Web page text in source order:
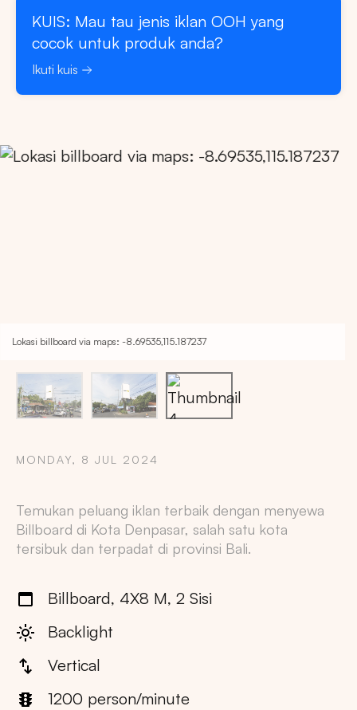
KUIS: Mau tau jenis iklan OOH yang
cocok untuk produk anda?
Ikuti kuis
Lokasi billboard via maps: -8.69535,115.187237
MONDAY, 8 JUL 2024
Temukan peluang iklan terbaik dengan menyewa
Billboard di Kota Denpasar, salah satu kota
tersibuk dan terpadat di provinsi Bali.
Billboard, 4X8 M, 2 Sisi
Backlight
Vertical
1200 person/minute
Copy